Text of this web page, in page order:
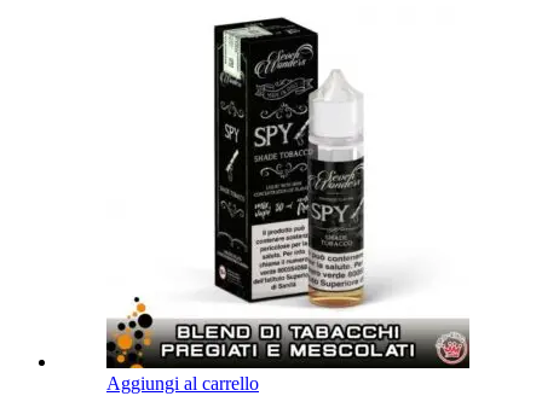
Aggiungi al carrello